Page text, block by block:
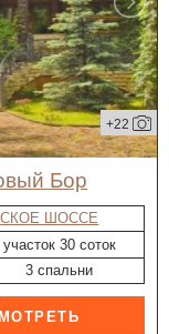
+22
Бор
ШОССЕ
участок 30 соток
3 спальни